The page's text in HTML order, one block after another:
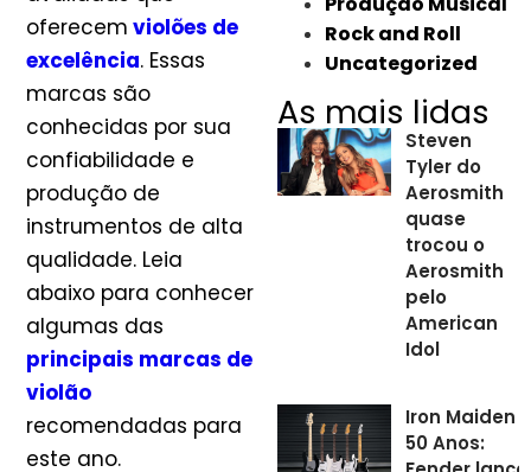
oferecem violões de
excelência. Essas
marcas são
conhecidas por sua
confiabilidade e
produção de
instrumentos de alta
qualidade. Leia
abaixo para conhecer
algumas das
principais marcas de
violão
recomendadas para
este ano.
Rock and Roll
Uncategorized
As mais lidas
Steven
Tyler do
Aerosmith
quase
trocou o
Aerosmith
pelo
American
Idol
Iron Maiden
50 Anos: